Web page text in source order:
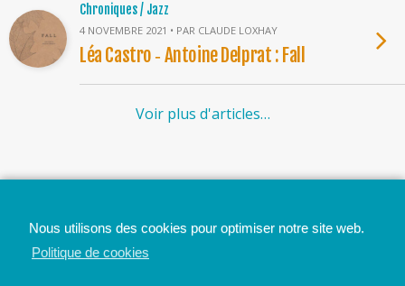
Chroniques / Jazz
4 NOVEMBRE 2021 • PAR CLAUDE LOXHAY
Léa Castro ‐ Antoine Delprat : Fall
Voir plus d'articles…
Nous utilisons des cookies pour optimiser notre site web.
Politique de cookies